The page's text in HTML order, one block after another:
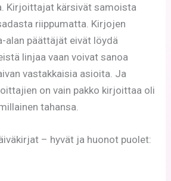
Kirjoittajat kärsivät samoista
riippumatta. Kirjojen
alan päättäjät eivät löydä
linjaa vaan voivat sanoa
vastakkaisia asioita. Ja
on vain pakko kirjoittaa oli
tahansa.
– hyvät ja huonot puolet: